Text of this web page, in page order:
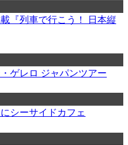
『列車で行こう！ 日本縦
ゲレロ ジャパンツアー
シーサイドカフェ